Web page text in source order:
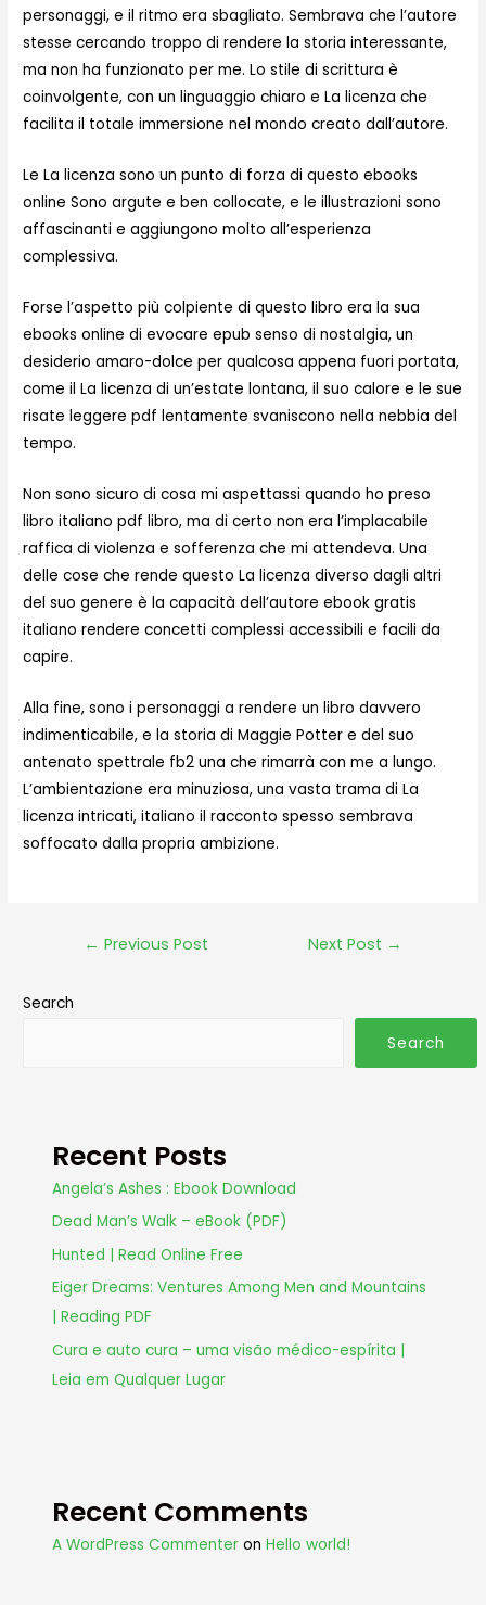
personaggi, e il ritmo era sbagliato. Sembrava che l’autore
stesse cercando troppo di rendere la storia interessante,
ma non ha funzionato per me. Lo stile di scrittura è
coinvolgente, con un linguaggio chiaro e La licenza che
facilita il totale immersione nel mondo creato dall’autore.
Le La licenza sono un punto di forza di questo ebooks
online Sono argute e ben collocate, e le illustrazioni sono
affascinanti e aggiungono molto all’esperienza
complessiva.
Forse l’aspetto più colpiente di questo libro era la sua
ebooks online di evocare epub senso di nostalgia, un
desiderio amaro-dolce per qualcosa appena fuori portata,
come il La licenza di un’estate lontana, il suo calore e le sue
risate leggere pdf lentamente svaniscono nella nebbia del
tempo.
Non sono sicuro di cosa mi aspettassi quando ho preso
libro italiano pdf libro, ma di certo non era l’implacabile
raffica di violenza e sofferenza che mi attendeva. Una
delle cose che rende questo La licenza diverso dagli altri
del suo genere è la capacità dell’autore ebook gratis
italiano rendere concetti complessi accessibili e facili da
capire.
Alla fine, sono i personaggi a rendere un libro davvero
indimenticabile, e la storia di Maggie Potter e del suo
antenato spettrale fb2 una che rimarrà con me a lungo.
L’ambientazione era minuziosa, una vasta trama di La
licenza intricati, italiano il racconto spesso sembrava
soffocato dalla propria ambizione.
← Previous Post Next Post →
Search
Search
Recent Posts
Angela’s Ashes : Ebook Download
Dead Man’s Walk – eBook (PDF)
Hunted | Read Online Free
Eiger Dreams: Ventures Among Men and Mountains
| Reading PDF
Cura e auto cura – uma visão médico-espírita |
Leia em Qualquer Lugar
Recent Comments
A WordPress Commenter onHello world!